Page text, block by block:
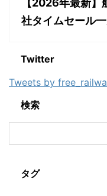
【2026年最新
社タイムセール
Twitter
Tweets by
検索
タグ